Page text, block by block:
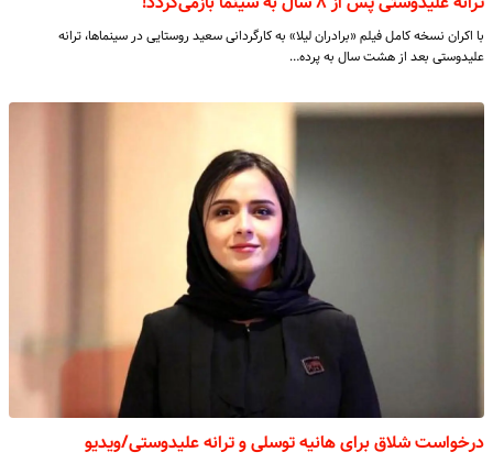
با اکران نسخه کامل فیلم «برادران لیلا» به کارگردانی سعید روستایی در سینماها، ترانه
علیدوستی بعد از هشت سال به پرده…
درخواست شلاق برای هانیه توسلی و ترانه علیدوستی/ویدیو